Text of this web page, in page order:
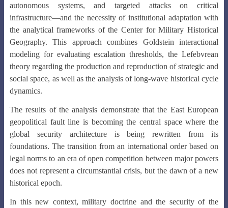
autonomous systems, and targeted attacks on critical
infrastructure—and the necessity of institutional adaptation with
the analytical frameworks of the Center for Military Historical
Geography. This approach combines Goldstein interactional
modeling for evaluating escalation thresholds, the Lefebvrean
theory regarding the production and reproduction of strategic and
social space, as well as the analysis of long-wave historical cycle
dynamics.
The results of the analysis demonstrate that the East European
geopolitical fault line is becoming the central space where the
global security architecture is being rewritten from its
foundations. The transition from an international order based on
legal norms to an era of open competition between major powers
does not represent a circumstantial crisis, but the dawn of a new
historical epoch.
In this new context, military doctrine and the security of the